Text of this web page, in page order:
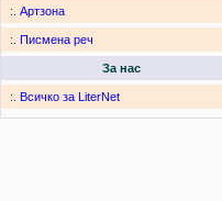
:. Артзона
:. Писмена реч
За нас
:. Всичко за LiterNet